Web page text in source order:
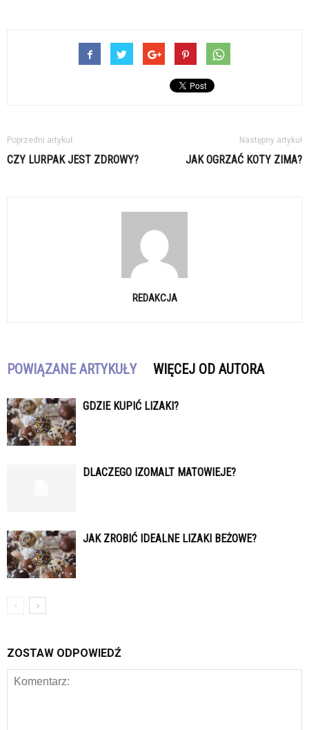
Poprzedni artykuł
CZY LURPAK JEST ZDROWY?
Następny artykuł
JAK OGRZAĆ KOTY ZIMA?
REDAKCJA
POWIĄZANE ARTYKUŁY WIĘCEJ OD AUTORA
GDZIE KUPIĆ LIZAKI?
DLACZEGO IZOMALT MATOWIEJE?
JAK ZROBIĆ IDEALNE LIZAKI BEŻOWE?
ZOSTAW ODPOWIEDŹ